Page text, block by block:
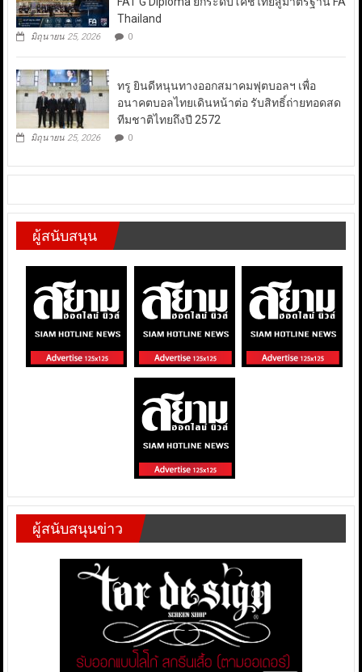
Thailand
มิถุนายน 25, 2026 0
ทรู ยินดีหนุนทางออกสมาคมฟุตบอลฯ เพื่อ
อนาคตบอลไทยเดินหน้าต่อ รับสิทธิ์ถ่ายทอดสด
ทีมชาติไทยถึงปี 2572
มิถุนายน 25, 2026 0
ผู้สนับสนุน
ผู้สนับสนุนข่าว